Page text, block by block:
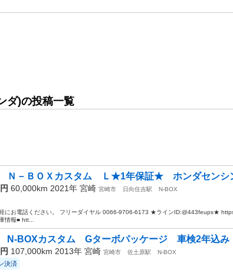
ダ)の投稿一覧
Ｎ－ＢＯＸカスタム Ｌ★1年保証★ ホンダセンシ
60,000km 2021年 宮崎 宮崎市 日向住吉駅
N-BOX
にお電話ください。 フリーダイヤル 0066-9706-6173 ★ラインID:@443feups★
情報■ htt...
N-BOXカスタム Gターボパッケージ 車検2年込
107,000km 2013年 宮崎 宮崎市 佐土原駅 N-BOX
決済